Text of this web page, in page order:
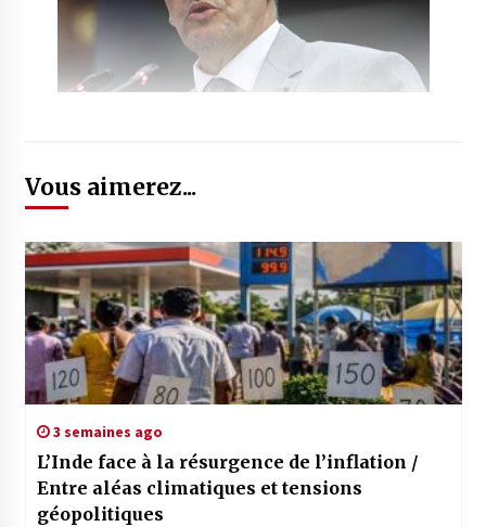
Vous aimerez...
3 semaines ago
L’Inde face à la résurgence de l’inflation /
Entre aléas climatiques et tensions
géopolitiques